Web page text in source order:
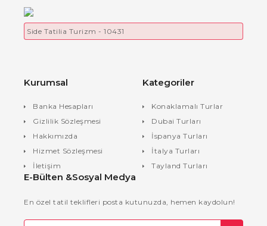
Side Tatilia Turizm - 10431
Kurumsal
Banka Hesapları
Gizlilik Sözleşmesi
Hakkımızda
Hizmet Sözleşmesi
İletişim
Kategoriler
Konaklamalı Turlar
Dubai Turları
İspanya Turları
İtalya Turları
Tayland Turları
E-Bülten &Sosyal Medya
En özel tatil teklifleri posta kutunuzda, hemen kaydolun!